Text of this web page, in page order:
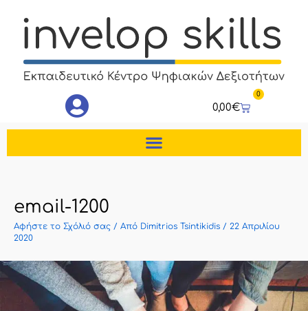
περιεχόμενο
0,00€
0
Cart
email-1200
Αφήστε το Σχόλιό σας / Από Dimitrios Tsintikidis / 22 Απριλίου
2020